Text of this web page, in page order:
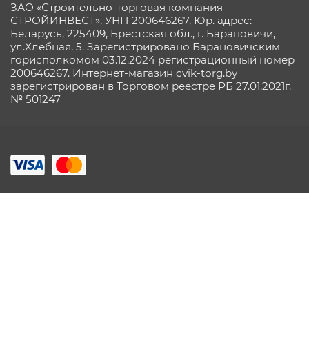
ЗАО «Строительно-торговая компания
СТРОЙИНВЕСТ», УНП 200646267, Юр. адрес:
Беларусь, 225409, Брестская обл., г. Барановичи,
ул.Хлебная, 5. Зарегистрировано Барановичским
горисполкомом 03.12.2024 регистрационный номер
200646267. Интернет-магазин cvik-torg.by
зарегистрирован в Торговом реестре РБ 27.01.2021г.
№ 501247